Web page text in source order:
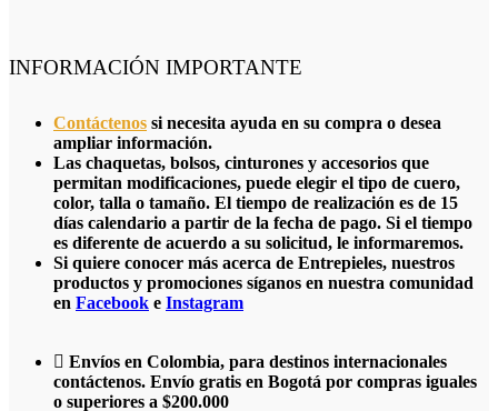
INFORMACIÓN IMPORTANTE
Contáctenos si necesita ayuda en su compra o desea
ampliar información.
Las chaquetas, bolsos, cinturones y accesorios que
permitan modificaciones, puede elegir el tipo de cuero,
color, talla o tamaño. El tiempo de realización es de 15
días calendario a partir de la fecha de pago. Si el tiempo
es diferente de acuerdo a su solicitud, le informaremos.
Si quiere conocer más acerca de Entrepieles, nuestros
productos y promociones síganos en nuestra comunidad
en Facebook e Instagram
Envíos en Colombia, para destinos internacionales
contáctenos. Envío gratis en Bogotá por compras iguales
o superiores a $200.000